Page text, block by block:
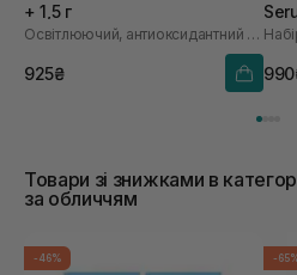
+ 1,5 г
Освітлюючий, антиоксидантний та омолоджуючий набір
925₴
Товари зі знижками в
за обличчям
-46% -